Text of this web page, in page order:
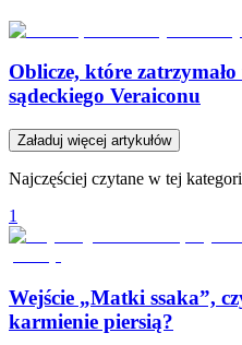
Oblicze, które
sądeckiego Veraiconu
Załaduj więcej artykułów
Najczęściej czytane w tej
1
Wejście „Matki ssaka”,
karmienie piersią?